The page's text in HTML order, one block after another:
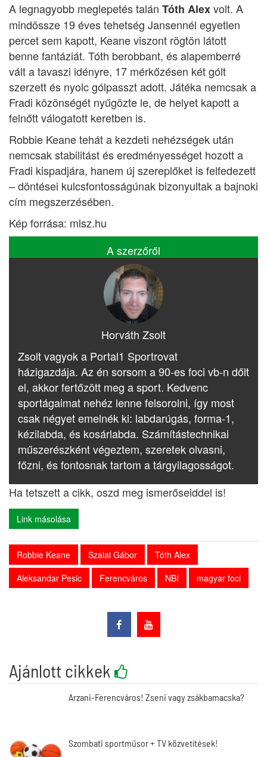
A legnagyobb meglepetés talán Tóth Alexvolt. A
mindössze 19 éves tehetség Jansennél egyetlen
percet sem kapott, Keane viszont rögtön látott
benne fantáziát. Tóth berobbant, és alapemberré
vált a tavaszi idényre, 17 mérkőzésen két gólt
szerzett és nyolc gólpasszt adott. Játéka nemcsak a
Fradi közönségét nyűgözte le, de helyet kapott a
felnőtt válogatott keretben is.
Robbie Keane tehát a kezdeti nehézségek után
nemcsak stabilitást és eredményességet hozott a
Fradi kispadjára, hanem új szereplőket is felfedezett
– döntései kulcsfontosságúnak bizonyultak a bajnoki
cím megszerzésében.
Kép forrása: mlsz.hu
A szerzőről
Horváth Zsolt
Zsolt vagyok a Portal1 Sportrovat
házigazdája. Az én sorsom a 90-es foci vb-n dőlt
el, akkor fertőzött meg a sport. Kedvenc
sportágaimat nehéz lenne felsorolni, így most
csak négyet emelnék ki: labdarúgás, forma-1,
kézilabda, és kosárlabda. Számítástechnikai
műszerészként végeztem, szeretek olvasni,
főzni, és fontosnak tartom a tárgyilagosságot.
Ha tetszett a cikk, oszd meg ismerőseiddel is!
Link másolása
Robbie Keane Szalai Gábor
Tóth Alex
Aleksandar Pesic
Ferencváros NBI magyar foci
Ajánlott cikkek
Arzani-Ferencváros! Zseni vagy zsákbamacska?
Szombati sportműsor + TV közvetítések!